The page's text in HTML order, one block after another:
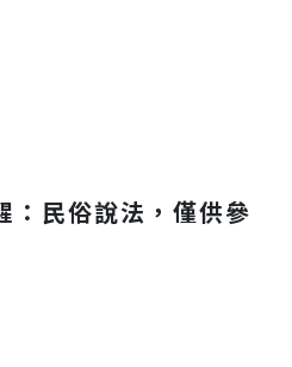
民俗說法，僅供參